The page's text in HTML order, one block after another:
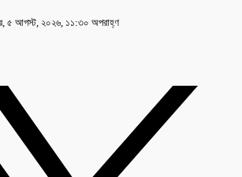
৫ আগস্ট, ২০২৬, ১১:৩০ অপরাহ্ণ